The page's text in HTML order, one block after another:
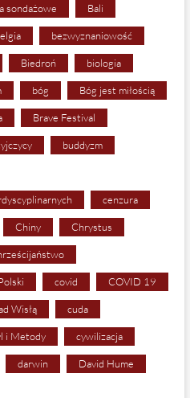
sondażowe Bali
bezwyznaniowość
Biedroń biologia
bóg Bóg jest miłością
Brave Festival
buddyzm
cenzura
Chiny Chrystus
covid COVID 19
Wisłą cuda
i Metody cywilizacja
darwin David Hume